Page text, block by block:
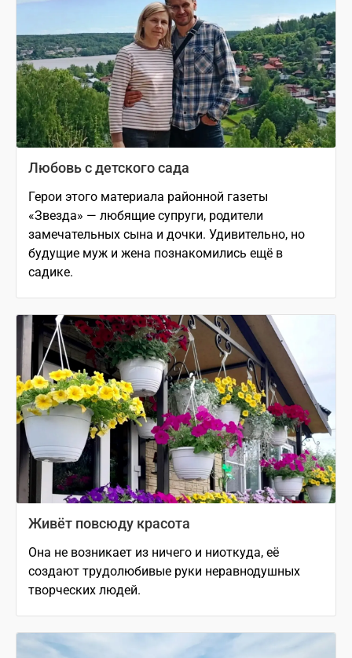
Любовь с детского сада
Герои этого материала районной газеты
«Звезда» — любящие супруги, родители
замечательных сына и дочки. Удивительно, но
будущие муж и жена познакомились ещё в
садике.
Живёт повсюду красота
Она не возникает из ничего и ниоткуда, её
создают трудолюбивые руки неравнодушных
творческих людей.